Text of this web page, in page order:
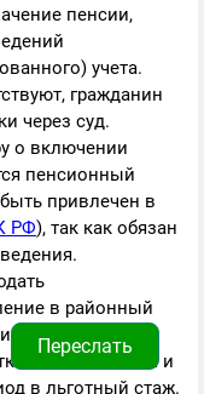
пенсии,
учета.
гражданин
через суд.
о включении
пенсионный
привлечен в
РФ), так как обязан
в районный
месту
незаконным и
в льготный стаж.
Переслать